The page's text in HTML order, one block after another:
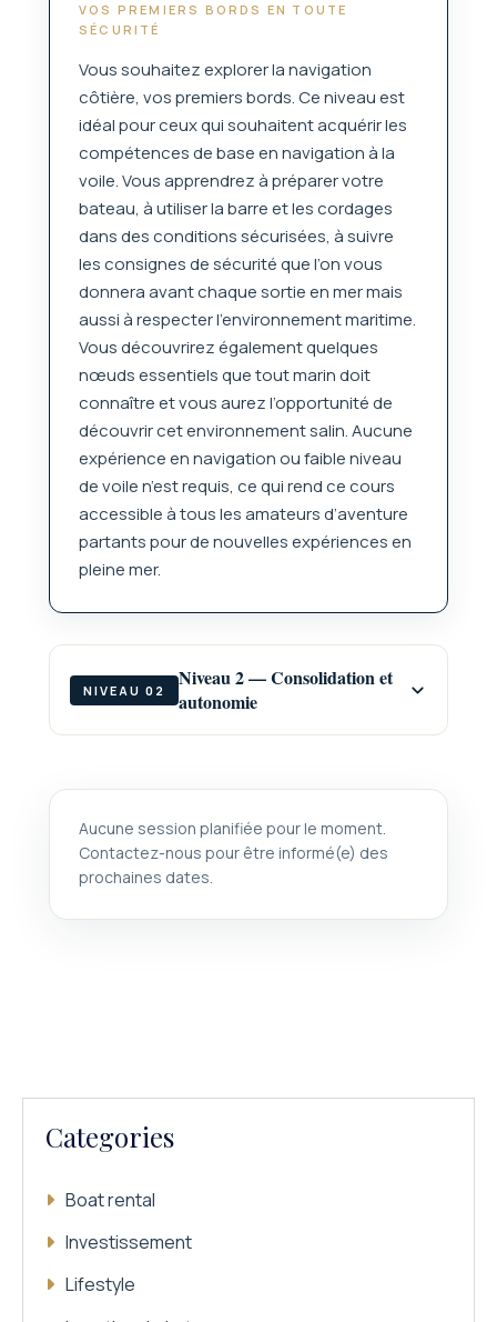
VOS PREMIERS BORDS EN TOUTE
SÉCURITÉ
Vous souhaitez explorer la navigation
côtière, vos premiers bords. Ce niveau est
idéal pour ceux qui souhaitent acquérir les
compétences de base en navigation à la
voile. Vous apprendrez à préparer votre
bateau, à utiliser la barre et les cordages
dans des conditions sécurisées, à suivre
les consignes de sécurité que l’on vous
donnera avant chaque sortie en mer mais
aussi à respecter l’environnement maritime.
Vous découvrirez également quelques
nœuds essentiels que tout marin doit
connaître et vous aurez l’opportunité de
découvrir cet environnement salin. Aucune
expérience en navigation ou faible niveau
de voile n’est requis, ce qui rend ce cours
accessible à tous les amateurs d’aventure
partants pour de nouvelles expériences en
pleine mer.
NIVEAU 02
Niveau 2 — Consolidation et
autonomie
Aucune session planifiée pour le moment.
Contactez-nous pour être informé(e) des
prochaines dates.
Categories
Boat rental
Investissement
Lifestyle